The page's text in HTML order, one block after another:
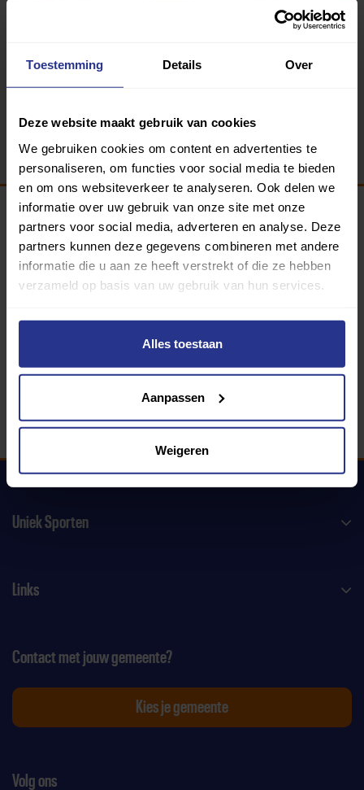
Toestemming Details Over
Deze website maakt gebruik van cookies
We gebruiken cookies om content en advertenties te
personaliseren, om functies voor social media te bieden
en om ons websiteverkeer te analyseren. Ook delen we
informatie over uw gebruik van onze site met onze
partners voor social media, adverteren en analyse. Deze
partners kunnen deze gegevens combineren met andere
informatie die u aan ze heeft verstrekt of die ze hebben
verzameld op basis van uw gebruik van hun services.
Alles toestaan
Aanpassen
Weigeren
Terug
Programma van:
Uniek Sporten
Links
Volg ons
Contact met jouw gemeente?
Kies je gemeente